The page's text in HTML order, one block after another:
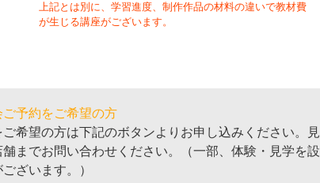
上記とは別に、学習進度、制作作品の材料の違いで教材費
が生じる講座がございます。
予約をご希望の方
希望の方は下記のボタンよりお申し込みください。見
までお問い合わせください。（一部、体験・見学を設
ざいます。）